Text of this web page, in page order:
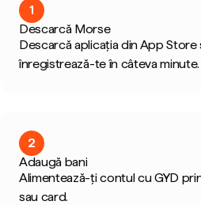
1
Descarcă Morse
Descarcă aplicația din App Store
înregistrează-te în câteva minute.
2
Adaugă bani
Alimentează-ți contul cu GYD
sau card.